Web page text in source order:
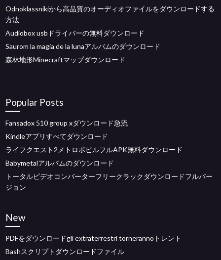
Odnoklassnikiから高品質のオーディオファイルをダウンロードする
方法
Audiobox usbドライバーの無料ダウンロード
Saurom la magia de la lunaアルバムのダウンロード
森林地形Minecraftマップダウンロード
Popular Posts
Fansadox 510 group xダウンロード急流
Kindleアプリすべてダウンロード
ライフクエスト2メトロポビルフルAPK無料ダウンロード
Babymetalアルバムのダウンロード
トータルビデオコンバーターフリークラックダウンロードフルバー
ジョン
New
PDFをダウンロードgli extraterrestri tornerannoトレント
Bashスクリプトダウンロードファイル